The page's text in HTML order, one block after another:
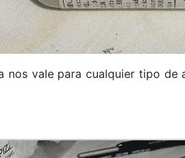
nos vale para cualquier tipo